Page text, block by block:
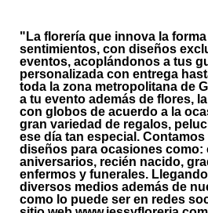
"La florería que innova la
sentimientos, con diseños
eventos, acoplándonos a tus
personalizada con entrega
toda la zona metropolitana de
a tu evento además de flores,
con globos de acuerdo a la
gran variedad de regalos,
ese día tan especial.
diseños para ocasiones como:
aniversarios, recién nacido,
enfermos y funerales.
diversos medios además de
como lo puede ser en redes